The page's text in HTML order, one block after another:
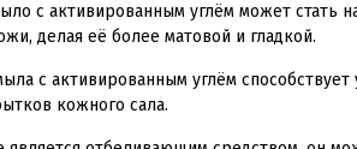
с активированным углём может стать
делая её более матовой и гладкой.
с активированным углём
кожного сала.